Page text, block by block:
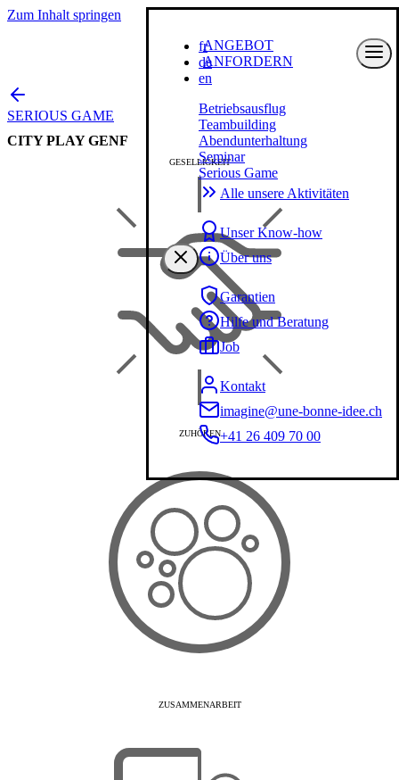
Zum Inhalt springen
ANGEBOT
ANFORDERN
SERIOUS GAME
CITY PLAY GENF
GESELLIGKEIT
ZUHÖREN
ZUSAMMENARBEIT
fr
de
en
Betriebsausflug
Teambuilding
Abendunterhaltung
Seminar
Serious Game
Alle unsere Aktivitäten
Unser Know-how
Über uns
Garantien
Hilfe und Beratung
Job
Kontakt
imagine@une-bonne-idee.ch
+41 26 409 70 00